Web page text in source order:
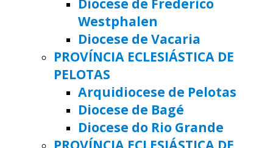
Westphalen
Diocese de Vacaria
PROVÍNCIA ECLESIÁSTICA DE
PELOTAS
Arquidiocese de Pelotas
Diocese de Bagé
Diocese do Rio Grande